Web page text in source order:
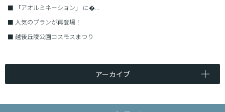
■
「アオルミネーション」 に�...
■ 人気のプランが再登場！
■ 越後丘陵公園コスモスまつり
アーカイブ